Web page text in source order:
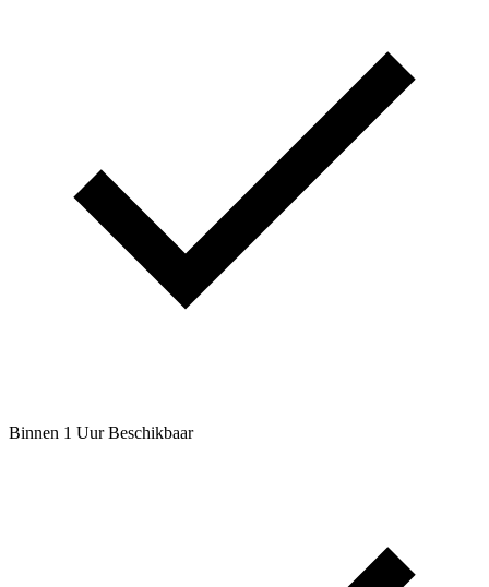
Binnen 1 Uur Beschikbaar